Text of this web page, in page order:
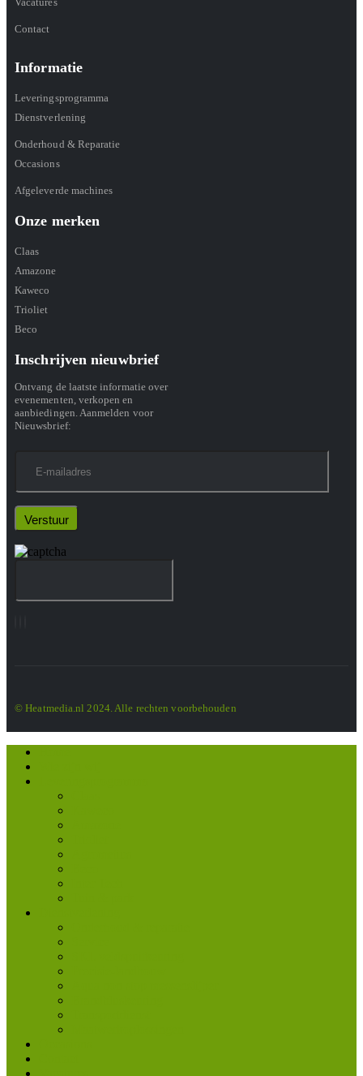
Contact
Informatie
Leveringsprogramma
Dienstverlening
Onderhoud & Reparatie
Occasions
Afgeleverde machines
Onze merken
Claas
Amazone
Kaweco
Trioliet
Beco
Inschrijven nieuwbrief
Ontvang de laatste informatie over
evenementen, verkopen en
aanbiedingen. Aanmelden voor
Nieuwsbrief:
© Heatmedia.nl 2024. Alle rechten voorbehouden